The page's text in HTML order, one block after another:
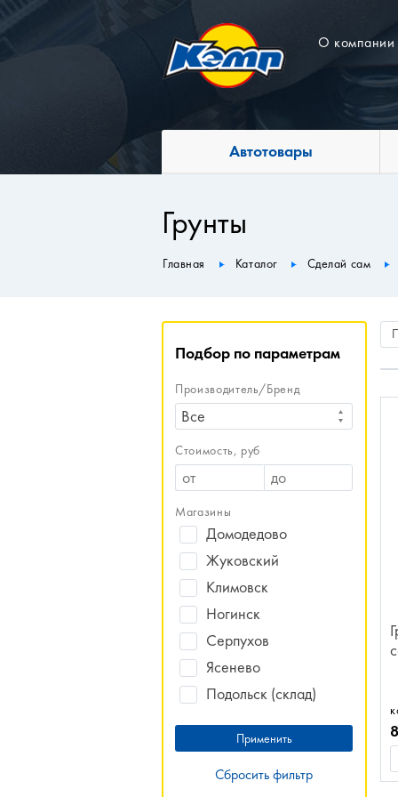
О компании
Автотовары
Грунты
Главная Каталог Сделай сам
Подбор по параметрам
Производитель/Бренд
Все
Стоимость, руб
Магазины
Домодедово
Жуковский
Климовск
Ногинск
Серпухов
Ясенево
Подольск (склад)
Сбросить фильтр